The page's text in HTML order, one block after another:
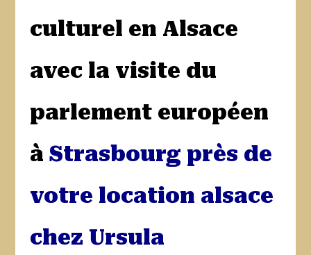
culturel en Alsace
avec la visite du
parlement européen
à Strasbourg près de
votre location alsace
chez Ursula